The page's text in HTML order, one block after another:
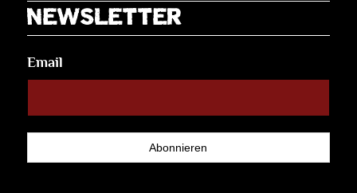
NEWSLETTER
Email